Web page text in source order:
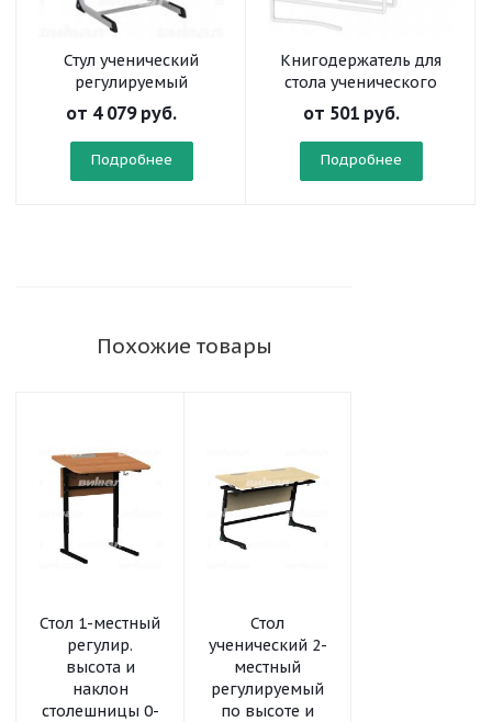
Стул ученический
регулируемый
«Осанка» на
плоскоовальной трубе
от 4 079 руб.
Подробнее
Книгодержатель для
стола ученического
от 501 руб.
Подробнее
Похожие товары
Стол 1-местный
регулир.
высота и
наклон
столешницы 0-
Стол
ученический 2-
местный
регулируемый
по высоте и